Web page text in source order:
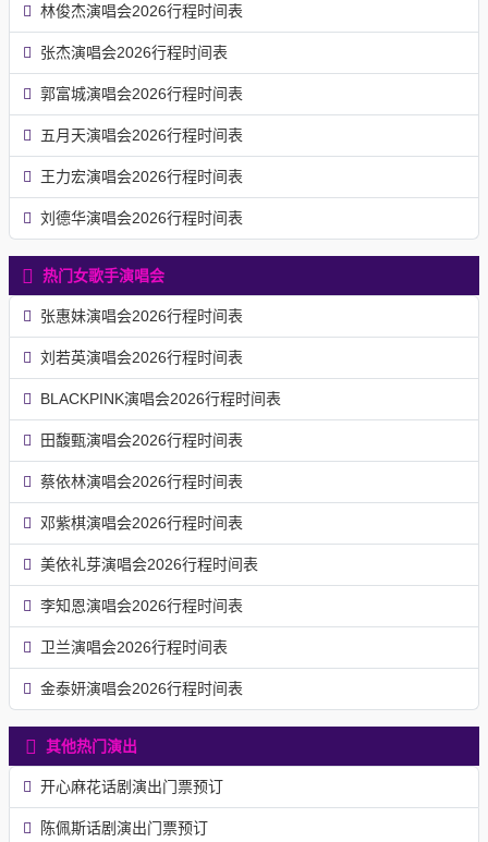
林俊杰演唱会2026行程时间表
张杰演唱会2026行程时间表
郭富城演唱会2026行程时间表
五月天演唱会2026行程时间表
王力宏演唱会2026行程时间表
刘德华演唱会2026行程时间表
热门女歌手演唱会
张惠妹演唱会2026行程时间表
刘若英演唱会2026行程时间表
BLACKPINK演唱会2026行程时间表
田馥甄演唱会2026行程时间表
蔡依林演唱会2026行程时间表
邓紫棋演唱会2026行程时间表
美依礼芽演唱会2026行程时间表
李知恩演唱会2026行程时间表
卫兰演唱会2026行程时间表
金泰妍演唱会2026行程时间表
其他热门演出
开心麻花话剧演出门票预订
陈佩斯话剧演出门票预订